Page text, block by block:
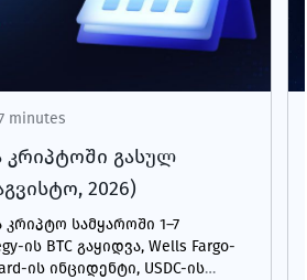
minutes
კრიპტოში გასულ
2026)
სამყაროში 1–7
ის BTC გაყიდვა, Wells Fargo-
ის ინციდენტი, USDC-ის